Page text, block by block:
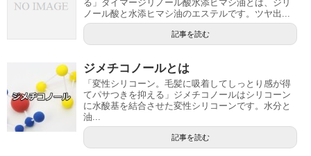
る」ダイマージリノール酸水添ヒマシ油とは、ジリ
ノール酸と水添ヒマシ油のエステルです。ツヤ出...
記事を読む
ジメチコノールとは
「変性シリコーン。毛髪に吸着してしっとり感が得
てパサつきを抑える」ジメチコノールはシリコーン
に水酸基を結合させた変性シリコーンです。水分と
油...
記事を読む